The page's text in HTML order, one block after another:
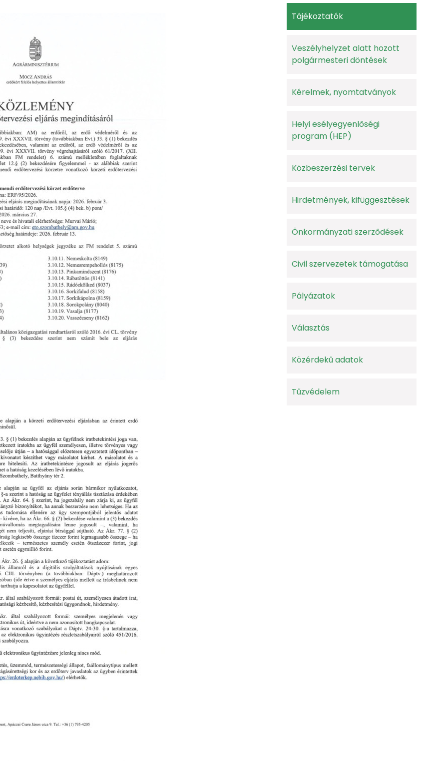
Tájékoztatók
Veszélyhelyzet alatt hozott
polgármesteri döntések
Kérelmek, nyomtatványok
Helyi esélyegyenlőségi
program (HEP)
Közbeszerzési tervek
Hirdetmények, kifüggesztések
Önkormányzati szerződések
Civil szervezetek támogatása
Pályázatok
Választás
Közérdekű adatok
Tűzvédelem